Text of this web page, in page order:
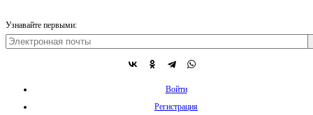
Узнавайте первыми:
Войти
Регистрация